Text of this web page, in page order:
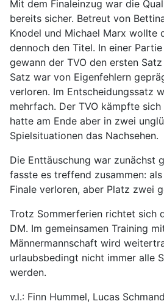
Mit dem Finaleinzug war die
bereits sicher. Betreut von
Knodel und Michael Marx wollte
dennoch den Titel. In einer
gewann der TVO den ersten
Satz war von Eigenfehlern
verloren. Im Entscheidungssatz
mehrfach. Der TVO kämpfte
hatte am Ende aber in zwei
Spielsituationen das Nachsehen.
Die Enttäuschung war zunächst
fasste es treffend zusammen:
Finale verloren, aber Platz zwei
Trotz Sommerferien richtet sich
DM. Im gemeinsamen Training
Männermannschaft wird
urlaubsbedingt nicht immer alle
werden.
v.l.: Finn Hummel, Lucas